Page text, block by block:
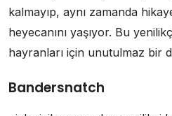
kalmayıp, aynı zamanda
heyecanını yaşıyor. Bu
hayranları için unutulmaz bir
Bandersnatch